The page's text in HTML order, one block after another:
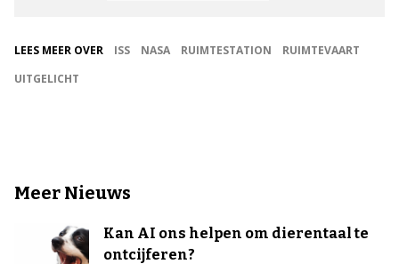
LEES MEER OVER ISS NASA RUIMTESTATION
RUIMTEVAART
UITGELICHT
Meer Nieuws
Kan AI ons helpen om dierentaal te
ontcijferen?